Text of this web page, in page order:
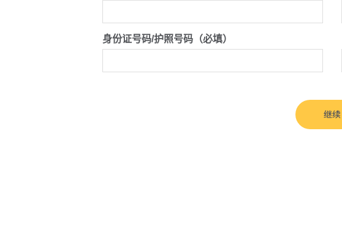
身份证号码/护照号码（必填）
继续